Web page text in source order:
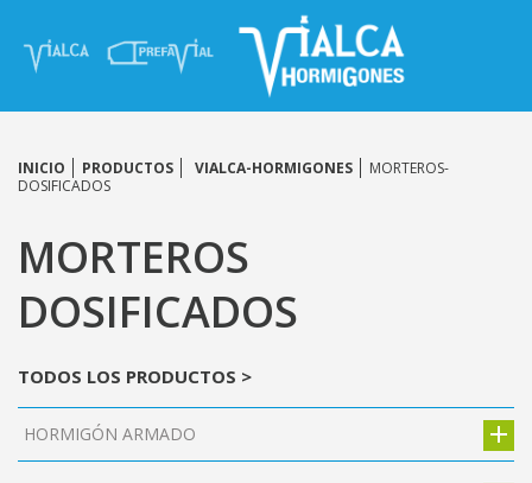
INICIO PRODUCTOS VIALCA-HORMIGONES
MORTEROS-
DOSIFICADOS
MORTEROS
DOSIFICADOS
TODOS LOS PRODUCTOS >
HORMIGÓN ARMADO